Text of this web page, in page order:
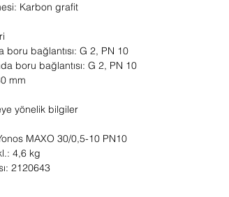
Karbon grafit
boru bağlantısı: G 2, PN 10
boru bağlantısı: G 2, PN 10
mm
yönelik bilgiler
MAXO 30/0,5-10 PN10
4,6 kg
2120643